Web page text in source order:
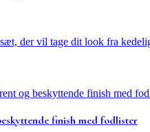
der vil tage dit look fra
finish med fodlister